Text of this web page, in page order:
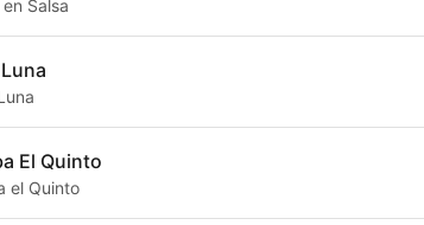
Salsa
El Quinto
el Quinto